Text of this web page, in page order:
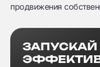
продвижения
ЗАПУСКАЙ